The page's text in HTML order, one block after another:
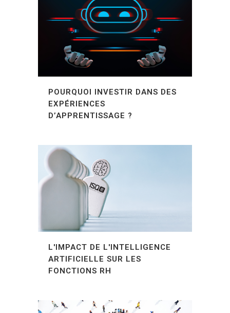
POURQUOI INVESTIR DANS DES
EXPÉRIENCES
D’APPRENTISSAGE ?
L'IMPACT DE L'INTELLIGENCE
ARTIFICIELLE SUR LES
FONCTIONS RH